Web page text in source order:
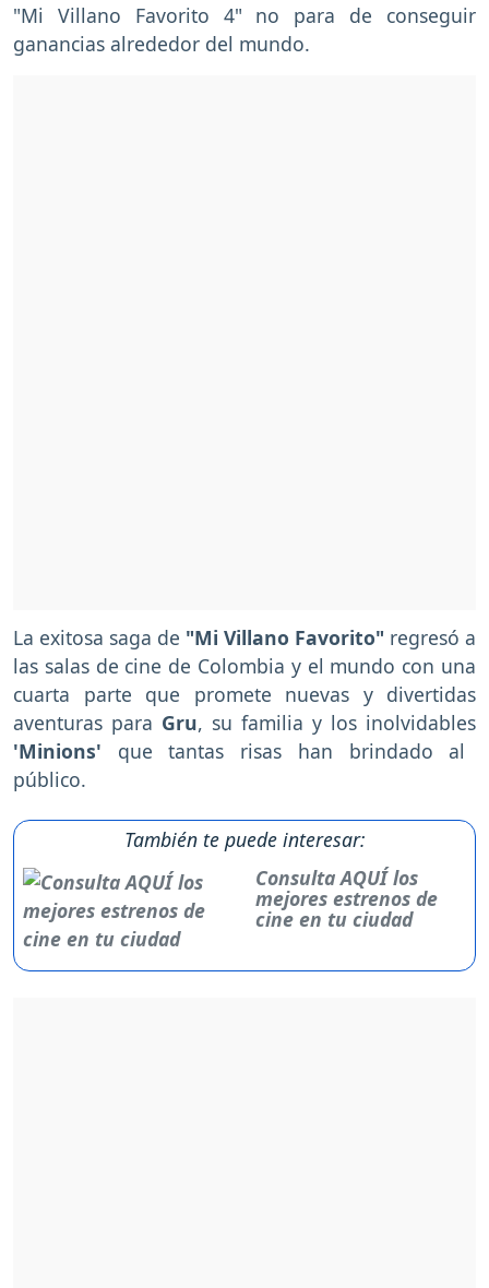
"Mi Villano Favorito 4" no para de conseguir
ganancias alrededor del mundo.
La exitosa saga de "Mi Villano Favorito" regresó a
las salas de cine de Colombia y el mundo con una
cuarta parte que promete nuevas y divertidas
aventuras para Gru, su familia y los inolvidables
'Minions' que tantas risas han brindado al
público.
También te puede interesar:
Consulta AQUÍ los
mejores estrenos de
cine en tu ciudad